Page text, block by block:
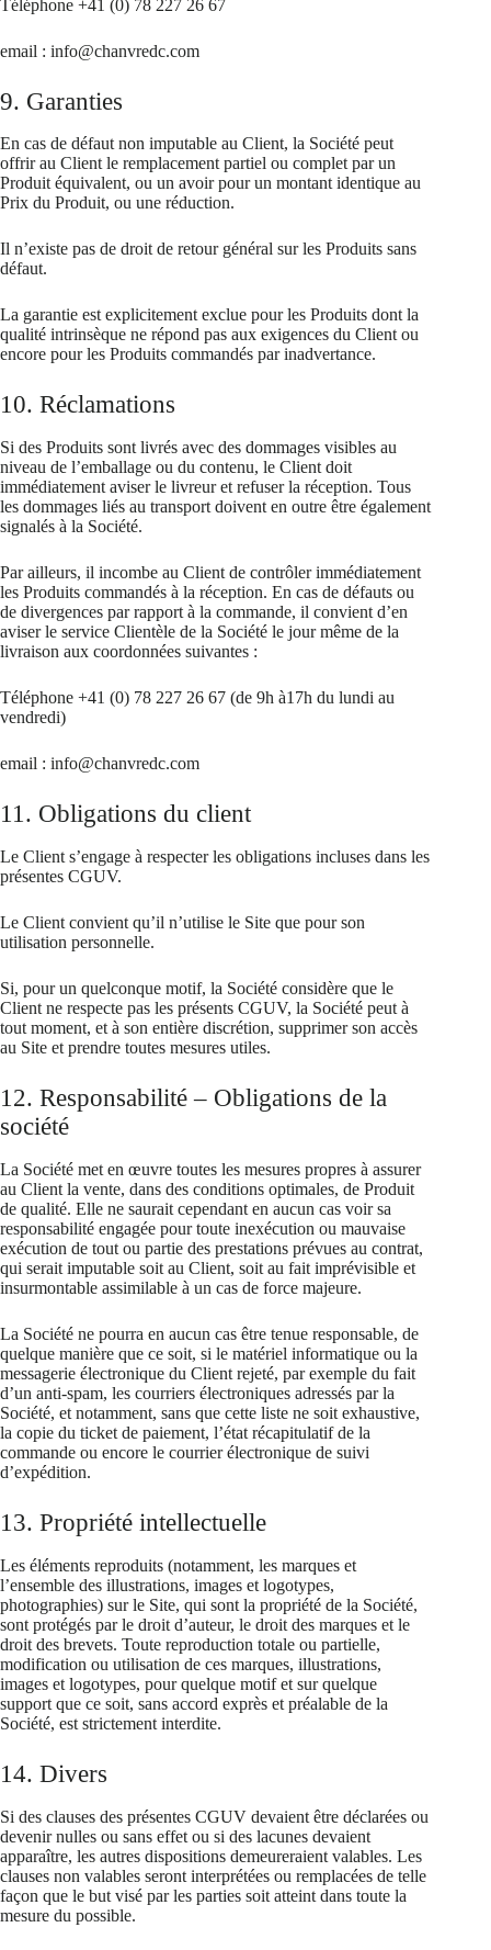
Téléphone +41 (0) 78 227 26 67
email : info@chanvredc.com
9. Garanties
En cas de défaut non imputable au Client, la Société peut
offrir au Client le remplacement partiel ou complet par un
Produit équivalent, ou un avoir pour un montant identique au
Prix du Produit, ou une réduction.
Il n’existe pas de droit de retour général sur les Produits sans
défaut.
La garantie est explicitement exclue pour les Produits dont la
qualité intrinsèque ne répond pas aux exigences du Client ou
encore pour les Produits commandés par inadvertance.
10. Réclamations
Si des Produits sont livrés avec des dommages visibles au
niveau de l’emballage ou du contenu, le Client doit
immédiatement aviser le livreur et refuser la réception. Tous
les dommages liés au transport doivent en outre être également
signalés à la Société.
Par ailleurs, il incombe au Client de contrôler immédiatement
les Produits commandés à la réception. En cas de défauts ou
de divergences par rapport à la commande, il convient d’en
aviser le service Clientèle de la Société le jour même de la
livraison aux coordonnées suivantes :
Téléphone +41 (0) 78 227 26 67 (de 9h à17h du lundi au
vendredi)
email : info@chanvredc.com
11. Obligations du client
Le Client s’engage à respecter les obligations incluses dans les
présentes CGUV.
Le Client convient qu’il n’utilise le Site que pour son
utilisation personnelle.
Si, pour un quelconque motif, la Société considère que le
Client ne respecte pas les présents CGUV, la Société peut à
tout moment, et à son entière discrétion, supprimer son accès
au Site et prendre toutes mesures utiles.
12. Responsabilité – Obligations de la
société
La Société met en œuvre toutes les mesures propres à assurer
au Client la vente, dans des conditions optimales, de Produit
de qualité. Elle ne saurait cependant en aucun cas voir sa
responsabilité engagée pour toute inexécution ou mauvaise
exécution de tout ou partie des prestations prévues au contrat,
qui serait imputable soit au Client, soit au fait imprévisible et
insurmontable assimilable à un cas de force majeure.
La Société ne pourra en aucun cas être tenue responsable, de
quelque manière que ce soit, si le matériel informatique ou la
messagerie électronique du Client rejeté, par exemple du fait
d’un anti-spam, les courriers électroniques adressés par la
Société, et notamment, sans que cette liste ne soit exhaustive,
la copie du ticket de paiement, l’état récapitulatif de la
commande ou encore le courrier électronique de suivi
d’expédition.
13. Propriété intellectuelle
Les éléments reproduits (notamment, les marques et
l’ensemble des illustrations, images et logotypes,
photographies) sur le Site, qui sont la propriété de la Société,
sont protégés par le droit d’auteur, le droit des marques et le
droit des brevets. Toute reproduction totale ou partielle,
modification ou utilisation de ces marques, illustrations,
images et logotypes, pour quelque motif et sur quelque
support que ce soit, sans accord exprès et préalable de la
Société, est strictement interdite.
14. Divers
Si des clauses des présentes CGUV devaient être déclarées ou
devenir nulles ou sans effet ou si des lacunes devaient
apparaître, les autres dispositions demeureraient valables. Les
clauses non valables seront interprétées ou remplacées de telle
façon que le but visé par les parties soit atteint dans toute la
mesure du possible.